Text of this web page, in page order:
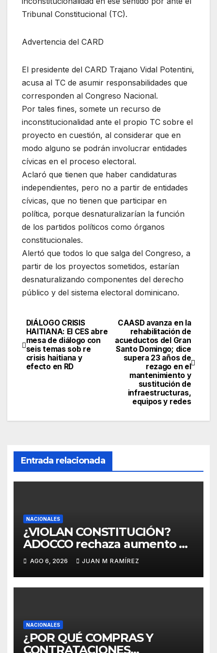
Tribunal Constitucional (TC).
Advertencia del CARD
El presidente del CARD Trajano Vidal Potentini,
acusa al TC de asumir responsabilidades que
corresponden al Congreso Nacional.
Por tales fines, somete un recurso de
inconstitucionalidad ante el propio TC sobre el
proyecto en cuestión, al considerar que en
modo alguno se podrán involucrar entidades
cívicas en el proceso electoral.
Aclaró que tienen que haber candidaturas
independientes, pero no a partir de entidades
cívicas, que no tienen que participar en
política, porque desnaturalizarían la función
de los partidos políticos como órganos
constitucionales.
Alertó que todos lo que salga del Congreso, a
partir de los proyectos sometidos, estarían
desnaturalizando componentes del derecho
público y del sistema electoral dominicano.
Navegación
de
entradas
CAASD avanza en la
rehabilitación de
acueductos del Gran
Santo Domingo; dice
supera 23 años de
rezago en el
mantenimiento y
sustitución de
infraestructuras,
equipos y redes
DIÁLOGO CRISIS
HAITIANA: El CES abre
mesa de diálogo con
seis temas sob re
crisis haitiana y
efecto en RD
Entrada relacionada
NACIONALES
¿VIOLAN CONSTITUCIÓN?
ADOCCO rechaza aumento de
beneficios aprobado por el
Consejo del Poder Judicial
por considerarlo contrario a la
AGO 6, 2026 JUAN M RAMÍREZ
NACIONALES
¿POR QUÉ COMPRAS Y
CONTRATACIONES